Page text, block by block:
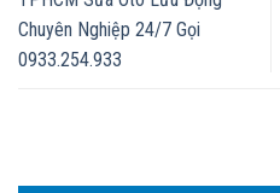
Chuyên Nghiệp 24/7 Gọi
0933.254.933